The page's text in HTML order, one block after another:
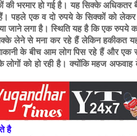
की भरमार हो गई है। यह सिक्के
पहले एक व दो रुपये के सिक्कों को
जाने लगा है। स्थिति यह है कि एक रुपये
लेने से मना कर रहे हैं लेकिन हकीकत
के बीच आम लोग पिस रहे हैं और
को हो रही है। क्योंकि महज
है